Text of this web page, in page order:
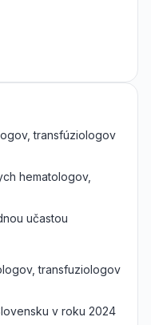
transfúziologov
hematologov,
učastou
transfuziologov
v roku 2024